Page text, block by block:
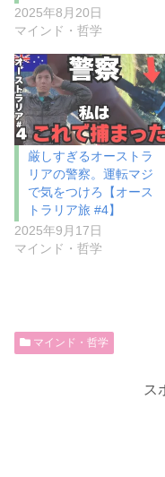
2025年8月20日
マインド・哲学
厳しすぎるオーストラ
リアの警察。運転マジ
で気をつけろ【オース
トラリア旅 #4】
2025年9月17日
マインド・哲学
マインド・哲学
ス